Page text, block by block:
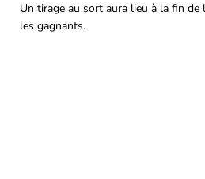
Un tirage au sort aura lieu à la fin de
les gagnants.